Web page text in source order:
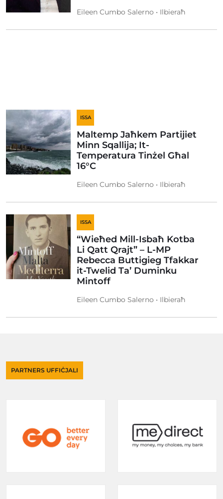
Eileen Cumbo Salerno • Ilbieraħ
ISSA
Maltemp Jaħkem Partijiet
Minn Sqallija; It-
Temperatura Tinżel Għal
16°C
Eileen Cumbo Salerno • Ilbieraħ
ISSA
“Wieħed Mill-Isbaħ Kotba
Li Qatt Qrajt” – L-MP
Rebecca Buttigieg Tfakkar
it-Twelid Ta’ Duminku
Mintoff
Eileen Cumbo Salerno • Ilbieraħ
PARTNERS UFFIĊJALI